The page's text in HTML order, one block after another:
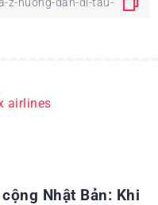
airlines
Nhật Bản: Khi